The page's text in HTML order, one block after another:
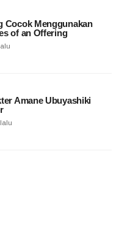
Cocok Menggunakan
of an Offering
Amane Ubuyashiki